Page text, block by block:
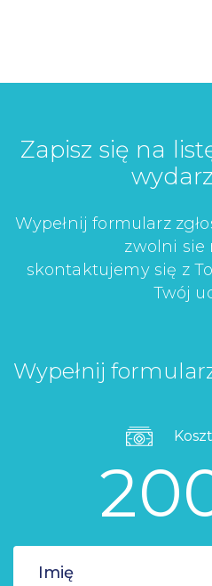
Zapisz się na
Wypełnij formularz
zwolni sie
skontaktujemy się z
Twój
Wypełnij